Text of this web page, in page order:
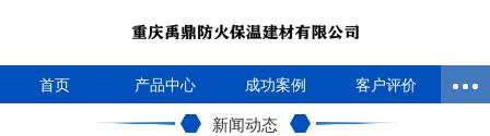
首页 产品中心 成功案例 客户评价
新闻动态